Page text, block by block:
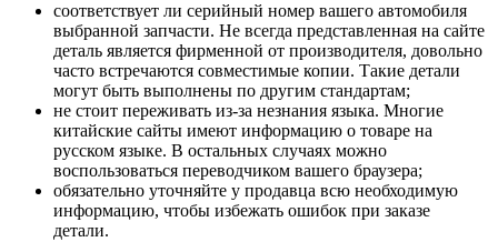
соответствует ли серийный номер вашего автомобиля
выбранной запчасти. Не всегда представленная на сайте
деталь является фирменной от производителя, довольно
часто встречаются совместимые копии. Такие детали
могут быть выполнены по другим стандартам;
не стоит переживать из-за незнания языка. Многие
китайские сайты имеют информацию о товаре на
русском языке. В остальных случаях можно
воспользоваться переводчиком вашего браузера;
обязательно уточняйте у продавца всю необходимую
информацию, чтобы избежать ошибок при заказе
детали.